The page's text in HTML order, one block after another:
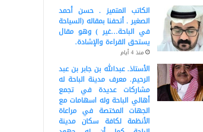
الكاتب المتميز . حسن أحمد
الصغير . أتحفنا بمقاله (السياحة
في الباحة…غير ) وهو مقال
يستحق القراءة والإشادة.
منذ 4 أيام
الأستاذ. عبدالله بن جابر بن عبد
الرحيم. معرف مدينة الباحة له
مشاركات عديدة في تجمع
أهالي الباحة وله اسهامات مع
الجهات المختصة في مراعاة
الأنظمة لكافة سكان مدينة